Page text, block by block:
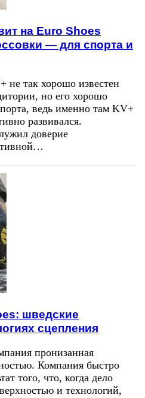
на Euro Shoes
— для спорта и
так хорошо известен
но его хорошо
ведь именно там KV+
развивался.
доверие
шведские
сцепления
пронизанная
Компания быстро
того, что, когда дело
и технологий,